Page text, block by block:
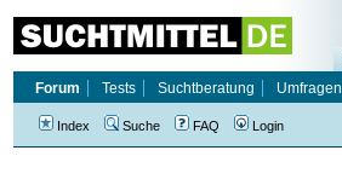
Forum
Tests Suchtberatung Umfragen
Index Suche FAQ Login